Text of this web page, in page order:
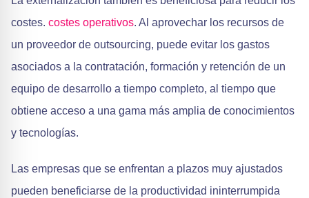
costes. costes operativos. Al aprovechar los recursos de
un proveedor de outsourcing, puede evitar los gastos
asociados a la contratación, formación y retención de un
equipo de desarrollo a tiempo completo, al tiempo que
obtiene acceso a una gama más amplia de conocimientos
y tecnologías.
Las empresas que se enfrentan a plazos muy ajustados
pueden beneficiarse de la productividad ininterrumpida